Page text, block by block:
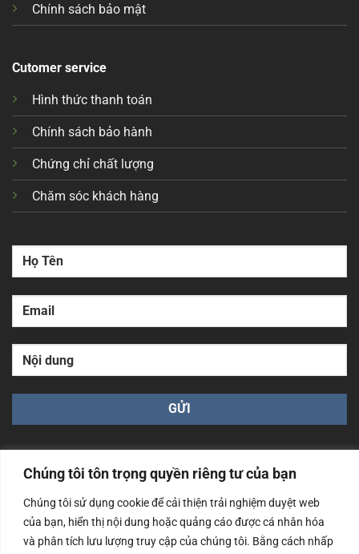
Chúng tôi tôn trọng quyền riêng tư của bạn
Chúng tôi sử dụng cookie để cải thiện trải nghiệm duyệt web
của bạn, hiển thị nội dung hoặc quảng cáo được cá nhân hóa
và phân tích lưu lượng truy cập của chúng tôi. Bằng cách nhấp
Chính sách bảo mật
Cutomer service
Hình thức thanh toán
Chính sách bảo hành
Chứng chỉ chất lượng
Chăm sóc khách hàng
Công ty TNHH Nam Bình Xương - Số ĐKKD: 0108783483
cấp ngày 14/06/2019 bởi Sở Kế Hoạch và Đầu Tư Tp. Hà
Nội